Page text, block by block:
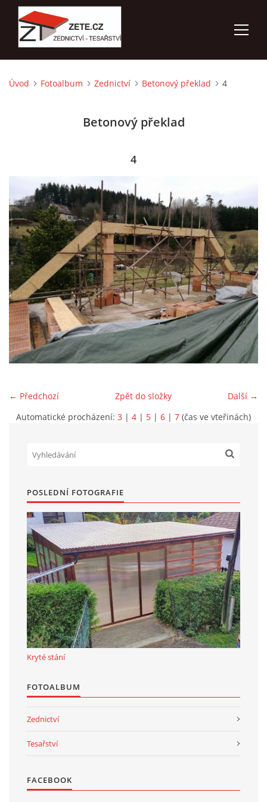
ÚVOD
KONTAKTY
3D VIZUALIZACE
Marek Petruželka
Studýnka 131
Hronov
549 46
+420 731561027
Aktualizováno: 22. 9. 2023
Úvod Fotoalbum Zednictví Betonový překlad 4
Betonový překlad
4
← Předchozí Další →
Zpět do složky
Automatické procházení: 3 | 4 | 5 | 6 | 7 (čas ve vteřinách)
POSLEDNÍ FOTOGRAFIE
Kryté stání
FOTOALBUM
Zednictví
Tesařství
FACEBOOK